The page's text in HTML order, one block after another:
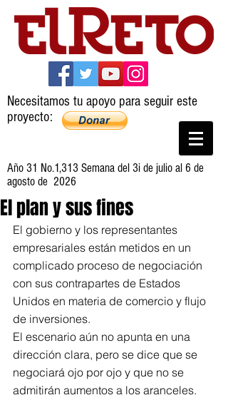
Necesitamos tu apoyo para seguir este
proyecto:
Año 31 No.1,313 Semana del 3i de julio al 6 de
agosto de 2026
El plan y sus fines
El gobierno y los representantes
empresariales están metidos en un
complicado proceso de negociación
con sus contrapartes de Estados
Unidos en materia de comercio y flujo
de inversiones.
El escenario aún no apunta en una
dirección clara, pero se dice que se
negociará ojo por ojo y que no se
admitirán aumentos a los aranceles.